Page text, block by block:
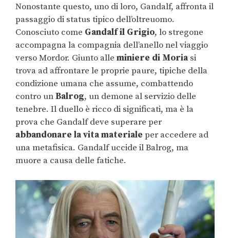
Nonostante questo, uno di loro, Gandalf, affronta il
passaggio di status tipico dell’oltreuomo.
Conosciuto come Gandalf il Grigio, lo stregone
accompagna la compagnia dell’anello nel viaggio
verso Mordor. Giunto alle miniere di Moria si
trova ad affrontare le proprie paure, tipiche della
condizione umana che assume, combattendo
contro unBalrog, un demone al servizio delle
tenebre. Il duello è ricco di significati, ma è la
prova che Gandalf deve superare per
abbandonare la vita materiale per accedere ad
una metafisica. Gandalf uccide il Balrog, ma
muore a causa delle fatiche.